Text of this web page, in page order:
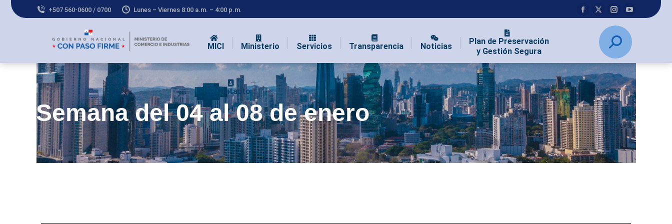
+507 560-0600 / 0700 Lunes – Viernes 8:00 a.m. – 4:00 p.m.
MICI Ministerio Servicios Transparencia Noticias
Plan de Preservación
y Gestión Segura
Contacto
Semana del 04 al 08 de enero